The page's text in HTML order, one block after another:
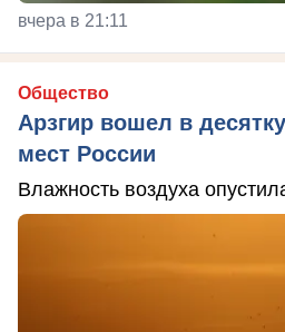
вчера в 21:11
Общество
Арзгир вошел в
мест России
Влажность воздуха